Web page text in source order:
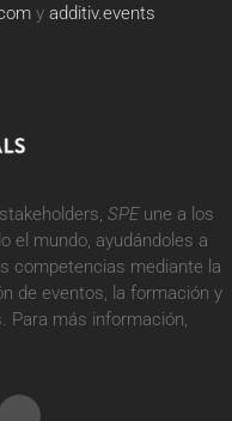
y additiv.events
SPEune a los
el mundo, ayudándoles a
competencias mediante la
de eventos, la formación y
Para más información,